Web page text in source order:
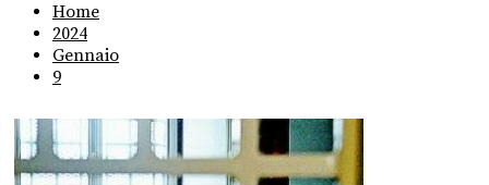
Home
2024
Gennaio
9